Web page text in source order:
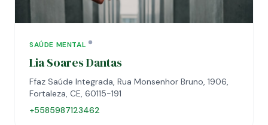
SAÚDE MENTAL
Lia Soares Dantas
Ffaz Saúde Integrada, Rua Monsenhor Bruno, 1906,
Fortaleza, CE, 60115-191
+5585987123462